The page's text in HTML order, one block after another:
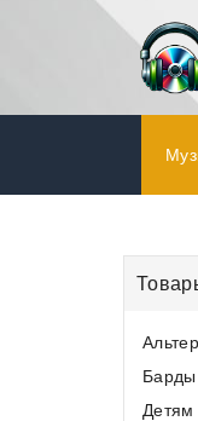
Барды
Детям